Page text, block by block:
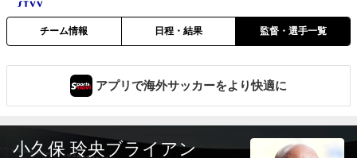
チーム情報 日程・結果 監督・選手一覧
アプリで海外サッカーをより快適に
小久保 玲央ブライアン